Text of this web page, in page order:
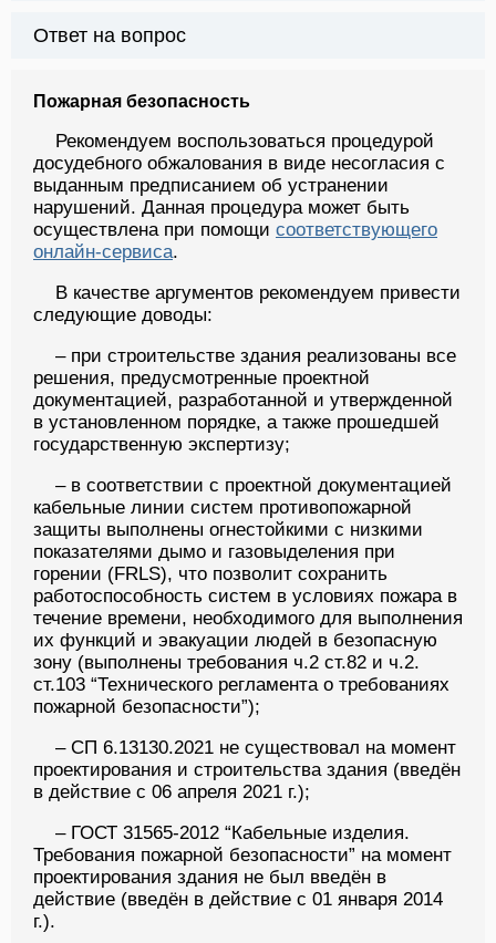
Ответ на вопрос
Пожарная безопасность
Рекомендуем воспользоваться процедурой
досудебного обжалования в виде несогласия с
выданным предписанием об устранении
нарушений. Данная процедура может быть
осуществлена при помощи соответствующего
онлайн-сервиса.
В качестве аргументов рекомендуем привести
следующие доводы:
– при строительстве здания реализованы все
решения, предусмотренные проектной
документацией, разработанной и утвержденной
в установленном порядке, а также прошедшей
государственную экспертизу;
– в соответствии с проектной документацией
кабельные линии систем противопожарной
защиты выполнены огнестойкими с низкими
показателями дымо и газовыделения при
горении (FRLS), что позволит сохранить
работоспособность систем в условиях пожара в
течение времени, необходимого для выполнения
их функций и эвакуации людей в безопасную
зону (выполнены требования ч.2 ст.82 и ч.2.
ст.103 “Технического регламента о требованиях
пожарной безопасности”);
– СП 6.13130.2021 не существовал на момент
проектирования и строительства здания (введён
в действие с 06 апреля 2021 г.);
– ГОСТ 31565-2012 “Кабельные изделия.
Требования пожарной безопасности” на момент
проектирования здания не был введён в
действие (введён в действие с 01 января 2014
г.).